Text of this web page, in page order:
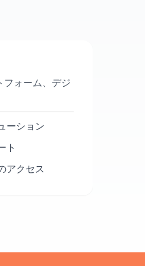
フォーム、デジ
ーション
ト
アクセス